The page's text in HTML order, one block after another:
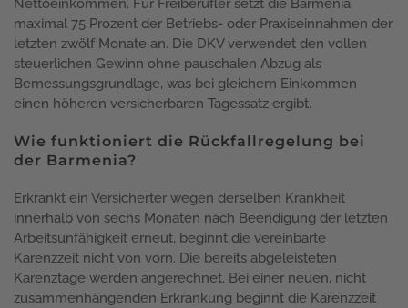
Nettoeinkommen. Für Freiberufler setzt die Barmenia
maximal 75 Prozent der Betriebs- oder Praxiseinnahmen der
letzten zwölf Monate an. Die DKV verwendet den vollen
steuerlichen Gewinn ohne pauschalen Abzug als
Bemessungsgrundlage, was bei gleichem Einkommen
einen höheren versicherbaren Tagessatz ergibt.
Wie funktioniert die Rückfallregelung bei
der Barmenia?
Erkrankt ein Versicherter wegen derselben Krankheit
innerhalb von sechs Monaten nach Beendigung der letzten
Arbeitsunfähigkeit erneut, beginnt die vereinbarte
Karenzzeit nicht von vorn. Die bereits abgeleisteten
Karenztage werden angerechnet. Bei einer neuen, nicht
zusammenhängenden Erkrankung beginnt die Karenzzeit